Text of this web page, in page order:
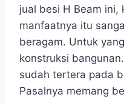
jual besi H Beam ini,
manfaatnya itu
beragam. Untuk
konstruksi
sudah tertera pada
Pasalnya memang